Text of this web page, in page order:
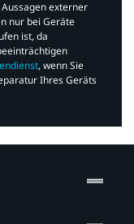
externer
nur bei Geräte
ist, da
, wenn Sie
Ihres Geräts